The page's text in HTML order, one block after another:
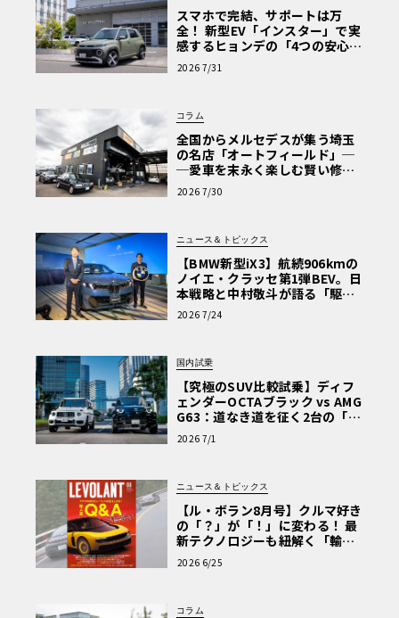
スマホで完結、サポートは万
全！ 新型EV「インスター」で実
感するヒョンデの「4つの安心」
【第1回・ヒョンデ6つの疑問：
Why? Hyundai?】〈PR〉
2026 7/31
コラム
全国からメルセデスが集う埼玉
の名店「オートフィールド」─
─愛車を末永く楽しむ賢い修理
術と、プロがフックス製オイル
を選ぶ理由〈PR〉
2026 7/30
ニュース＆トピックス
【BMW新型iX3】航続906kmの
ノイエ・クラッセ第1弾BEV。日
本戦略と中村敬斗が語る「駆け
ぬける歓び」
2026 7/24
国内試乗
【究極のSUV比較試乗】ディフ
ェンダーOCTAブラック vs AMG
G63：道なき道を征く2台の「対
極的アプローチ」
2026 7/1
ニュース＆トピックス
【ル・ボラン8月号】クルマ好き
の「？」が「！」に変わる！ 最
新テクノロジーも紐解く「輸入
車Q&A」
2026 6/25
コラム